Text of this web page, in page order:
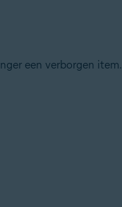
een verborgen item.